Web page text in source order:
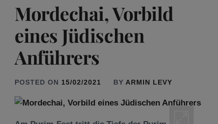
Mordechai, Vorbild
eines Jüdischen
Anführers
POSTED ON 15/02/2021 BY ARMIN LEVY